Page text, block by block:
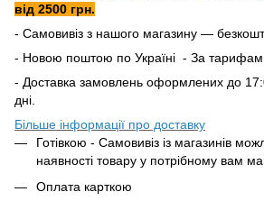
від 2500 грн.
- Самовивіз з нашого магазину —
- Новою поштою по Україні - За
- Доставка замовлень оформлених до
дні.
Більше інформації про доставку
Готівкою - Самовивіз із магазинів
наявності товару у потрібному вам
Оплата карткою